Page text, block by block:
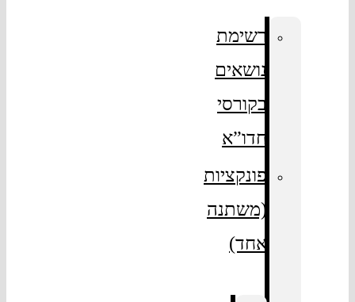
רשימת
נושאים
בקורסי
חדו”א
פונקציות
(משתנה
אחד)